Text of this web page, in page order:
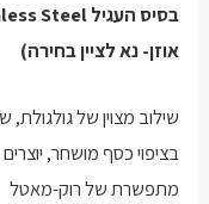
אוזן- נא לציין בחירה)
שילוב מצוין של
בציפוי כסף מושחר,
מתפשרת של רוק-מאטל